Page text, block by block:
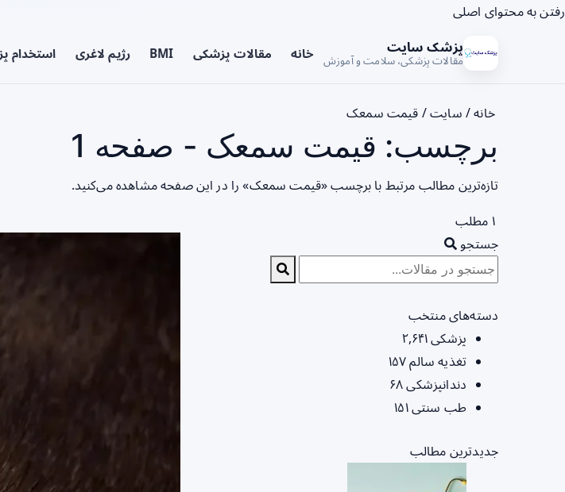
رفتن به محتوای اصلی
پزشک سایت
مقالات پزشکی، سلامت و آموزش خانه مقالات پزشکی BMI رژیم لاغری استخدام
خانه/ سایت/ قیمت سمعک
برچسب: قیمت سمعک - صفحه 1
تازه‌ترین مطالب مرتبط با برچسب «قیمت سمعک» را در این صفحه مشاهده می‌کنید.
۱ مطلب
جستجو
دسته‌های منتخب
پزشکی۲,۶۴۱
تغذیه سالم۱۵۷
دندانپزشکی۶۸
طب سنتی۱۵۱
جدیدترین مطالب